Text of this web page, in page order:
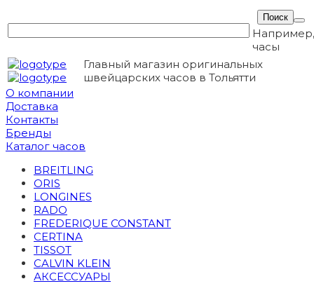
Например,
часы
Главный магазин оригинальных
швейцарских часов в Тольятти
О компании
Доставка
Контакты
Бренды
Каталог часов
BREITLING
ORIS
LONGINES
RADO
FREDERIQUE CONSTANT
CERTINA
TISSOT
CALVIN KLEIN
АКСЕССУАРЫ